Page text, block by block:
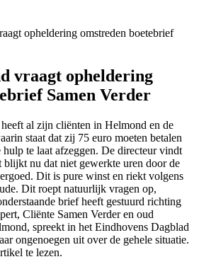
opheldering omstreden boetebrief
vraagt opheldering
Samen Verder
al zijn cliënten in Helmond en de
staat dat zij 75 euro moeten betalen
te laat afzeggen. De directeur vindt
blijkt nu dat niet gewerkte uren door de
Dit is pure winst en riekt volgens
Dit roept natuurlijk vragen op,
brief heeft gestuurd richting
Cliënte Samen Verder en oud
spreekt in het Eindhovens Dagblad
ongenoegen uit over de gehele situatie.
te lezen.